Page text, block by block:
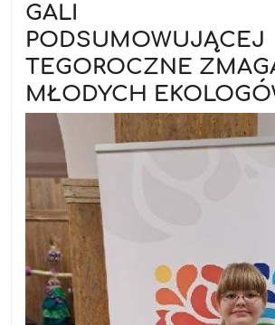
GALI
PODSUMOWUJĄCEJ
TEGOROCZNE
MŁODYCH